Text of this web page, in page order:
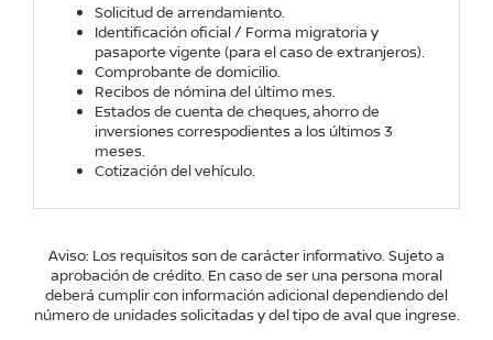
Solicitud de arrendamiento.
Identificación oficial / Forma migratoria y
pasaporte vigente (para el caso de extranjeros).
Comprobante de domicilio.
Recibos de nómina del último mes.
Estados de cuenta de cheques, ahorro de
inversiones correspodientes a los últimos 3
meses.
Cotización del vehículo.
Aviso: Los requisitos son de carácter informativo. Sujeto a
aprobación de crédito. En caso de ser una persona moral
deberá cumplir con información adicional dependiendo del
número de unidades solicitadas y del tipo de aval que ingrese.